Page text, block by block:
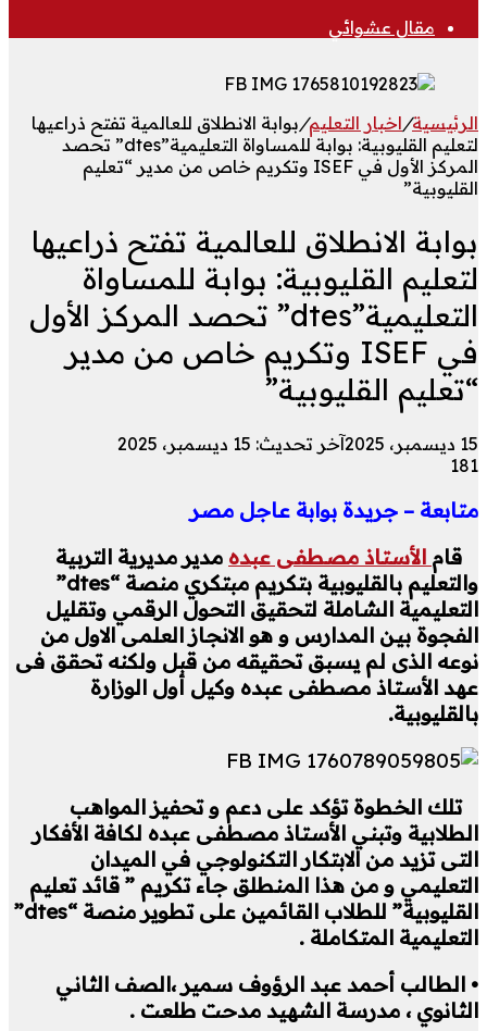
مقال عشوائي
الرئيسية/اخبار التعليم/بوابة الانطلاق للعالمية تفتح ذراعيها
لتعليم القليوبية: بوابة للمساواة التعليمية”dtes” تحصد
المركز الأول في ISEF وتكريم خاص من مدير “تعليم
القليوبية”
بوابة الانطلاق للعالمية تفتح ذراعيها
لتعليم القليوبية: بوابة للمساواة
التعليمية”dtes” تحصد المركز الأول
في ISEF وتكريم خاص من مدير
“تعليم القليوبية”
15 ديسمبر، 2025
آخر تحديث: 15 ديسمبر، 2025
181
متابعة – جريدة بوابة عاجل مصر
قام الأستاذ مصطفى عبده مدير مديرية التربية
والتعليم بالقليوبية بتكريم مبتكري منصة “dtes”
التعليمية الشاملة لتحقيق التحول الرقمي وتقليل
الفجوة بين المدارس و هو الانجاز العلمى الاول من
نوعه الذى لم يسبق تحقيقه من قبل ولكنه تحقق فى
عهد الأستاذ مصطفى عبده وكيل أول الوزارة
بالقليوبية.
تلك الخطوة تؤكد على دعم و تحفيز المواهب
الطلابية وتبني الأستاذ مصطفى عبده لكافة الأفكار
التى تزيد من الابتكار التكنولوجي في الميدان
التعليمي و من هذا المنطلق جاء تكريم ” قائد تعليم
القليوبية” للطلاب القائمين على تطوير منصة “dtes”
التعليمية المتكاملة .
• الطالب أحمد عبد الرؤوف سمير ،الصف الثاني
الثانوي ، مدرسة الشهيد مدحت طلعت .